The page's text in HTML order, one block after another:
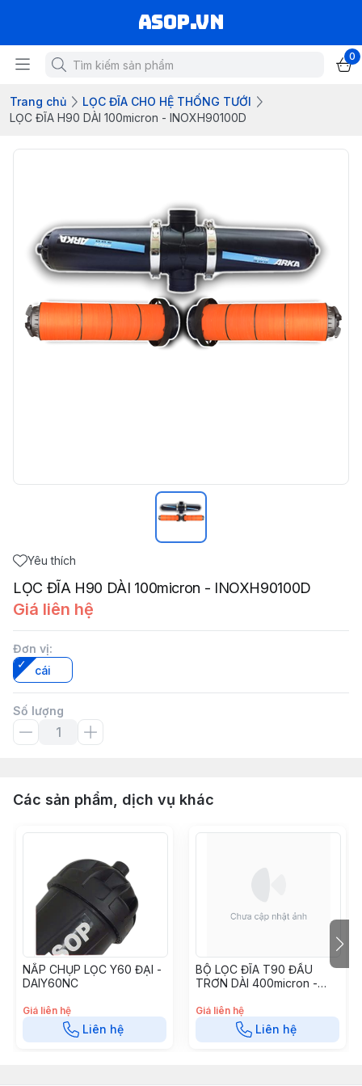
asop.vn
0
Trang chủ
LỌC ĐĨA CHO HỆ THỐNG TƯỚI
LỌC ĐĨA H90 DÀI 100micron - INOXH90100D
Yêu thích
LỌC ĐĨA H90 DÀI 100micron - INOXH90100D
Giá liên hệ
Đơn vị:
cái
Số lượng
Các sản phẩm, dịch vụ khác
NẮP CHỤP LỌC Y60 ĐẠI -
DAIY60NC
Giá liên hệ
Liên hệ
BỘ LỌC ĐĨA T90 ĐẦU
TRƠN DÀI 400micron -
Giá liên hệ
Liên hệ